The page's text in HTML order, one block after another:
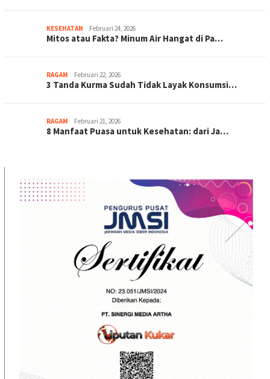
KESEHATAN Februari 24, 2026
Mitos atau Fakta? Minum Air Hangat di Pa…
RAGAM Februari 22, 2026
3 Tanda Kurma Sudah Tidak Layak Konsumsi…
RAGAM Februari 21, 2026
8 Manfaat Puasa untuk Kesehatan: dari Ja…